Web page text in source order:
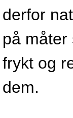
derfor
på måter
frykt og
dem.